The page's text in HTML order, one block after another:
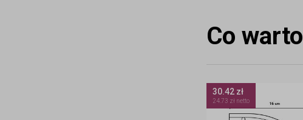
Co warto
30.42 zł
24.73 zł netto